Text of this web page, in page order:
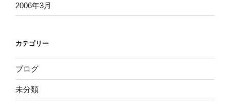
2006年3月
カテゴリー
ブログ
未分類